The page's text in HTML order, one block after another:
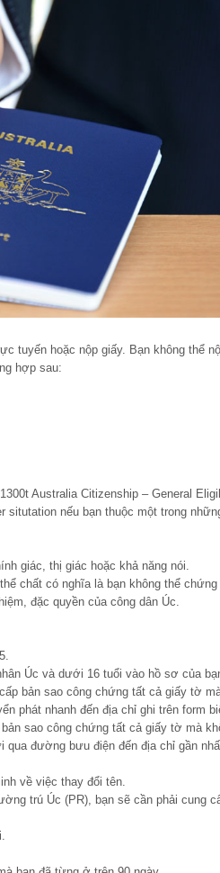
tuyến hoặc nộp giấy. Bạn không thể
hợp sau:
Australia Citizenship – General
situtation nếu bạn thuộc một trong
giác, thị giác hoặc khả năng nói.
chất có nghĩa là bạn không thể chứng
đặc quyền của công dân Úc.
Úc và dưới 16 tuổi vào hồ sơ của
bản sao công chứng tất cả giấy tờ
phát nhanh đến địa chỉ ghi trên form
sao công chứng tất cả giấy tờ mà
qua đường bưu điện đến địa chỉ gần
về việc thay đổi tên.
trú Úc (PR), bạn sẽ cần phải cung